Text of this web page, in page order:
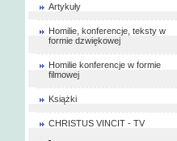
Artykuły
Homilie, konferencje, teksty w
formie dzwiękowej
Homilie konferencje w formie
filmowej
Książki
CHRISTUS VINCIT - TV